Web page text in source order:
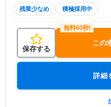
残業少なめ 積極採用中
保存する
この
詳細